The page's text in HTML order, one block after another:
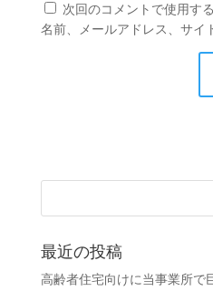
次回のコメントで使用す
名前、メールアドレス、サイ
最近の投稿
高齢者住宅向けに当事業所で